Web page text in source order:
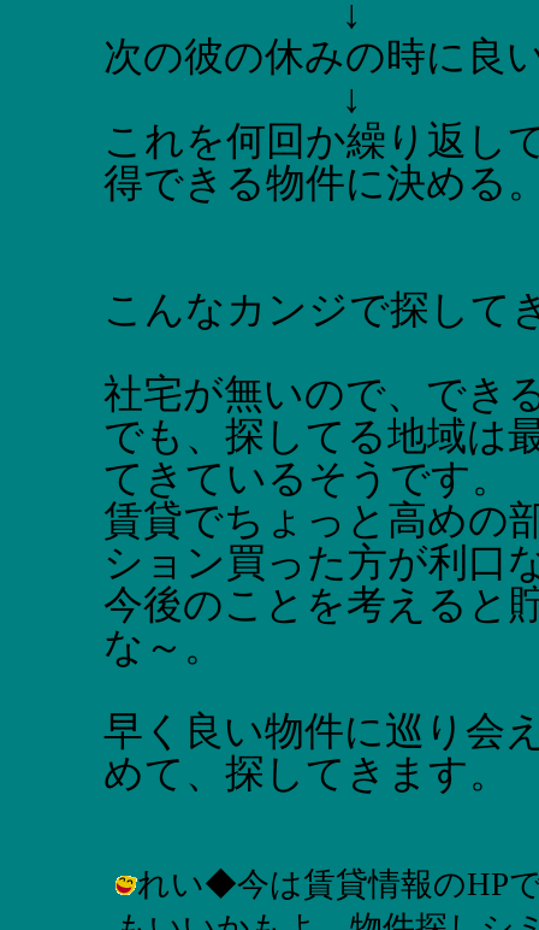
↓
次の彼の休みの時に良
↓
これを何回か繰り返し
得できる物件に決める
こんなカンジで探して
社宅が無いので、でき
でも、探してる地域は
てきているそうです。
賃貸でちょっと高めの
ション買った方が利口
今後のことを考えると
な～。
早く良い物件に巡り会
めて、探してきます。
れい◆今は賃貸情報のHP